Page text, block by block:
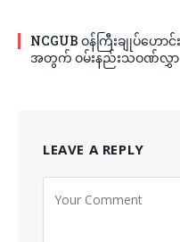
NCGUB ဝန်ကြီးချုပ်ဟော
အတွက် ဝမ်းနည်းသဝဏ်လွှာ
LEAVE A REPLY